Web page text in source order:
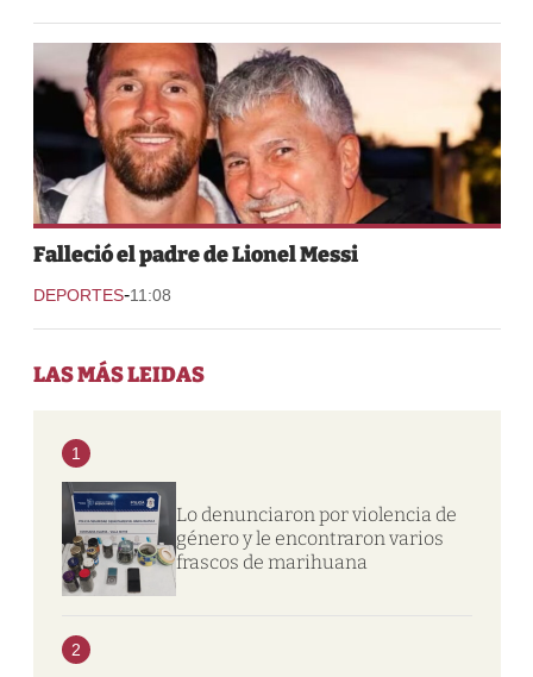
Falleció el padre de Lionel Messi
DEPORTES-11:08
LAS MÁS LEIDAS
1
Lo denunciaron por violencia de
género y le encontraron varios
frascos de marihuana
2